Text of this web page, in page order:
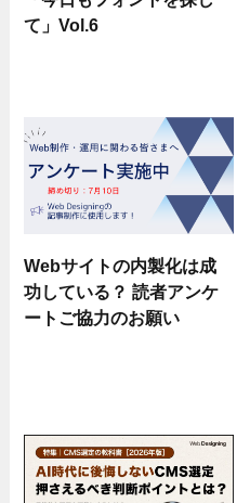
て」Vol.6
Webサイトの内製化は成
功している？ 読者アンケ
ートご協力のお願い